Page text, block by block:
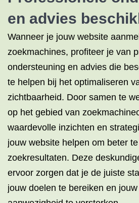
en advies
Wanneer je jouw website
zoekmachines, profiteer je van
ondersteuning en advies die
te helpen bij het optimaliseren
zichtbaarheid. Door samen te
op het gebied van
waardevolle inzichten en
jouw website helpen om beter
zoekresultaten. Deze
ervoor zorgen dat je de juiste
jouw doelen te bereiken en